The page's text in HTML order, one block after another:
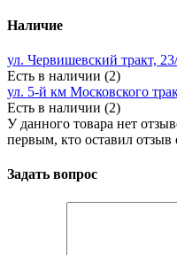
Наличие
ул. Червишевский тракт,
Есть в наличии (2)
ул. 5-й км Московского
Есть в наличии (2)
У данного товара нет
первым, кто оставил отзыв
Задать вопрос